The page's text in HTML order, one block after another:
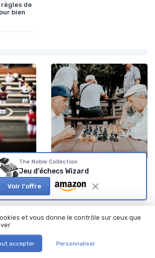
règles de
bien
02/2026
des
Choisir le meilleur livre sur
les échecs pour progresser à
The Noble Collection
Jeu d'échecs Wizard
Voir l'offre
et vous donne le contrôle sur ceux que
accepter Personnaliser